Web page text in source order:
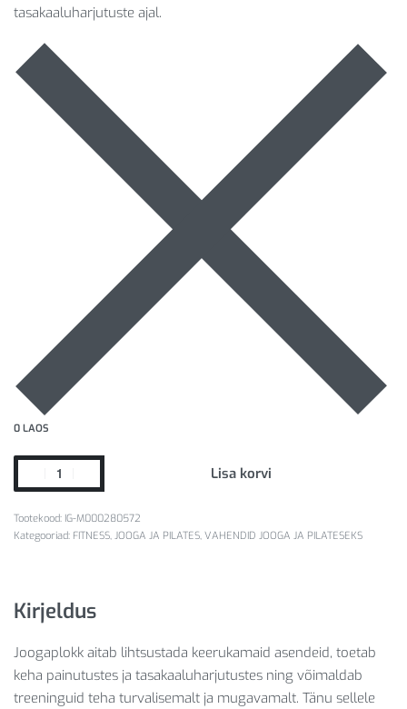
tasakaaluharjutuste ajal.
0 LAOS
Lisa korvi
IG-M000280572
Kategooriad: FITNESS, JOOGA JA PILATES, VAHENDID JOOGA JA PILATESEKS
Kirjeldus
Joogaplokk aitab lihtsustada keerukamaid asendeid, toetab
keha painutustes ja tasakaaluharjutustes ning võimaldab
treeninguid teha turvalisemalt ja mugavamalt. Tänu sellele